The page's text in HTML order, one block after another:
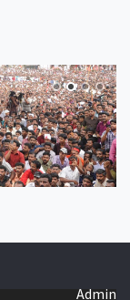
Admin